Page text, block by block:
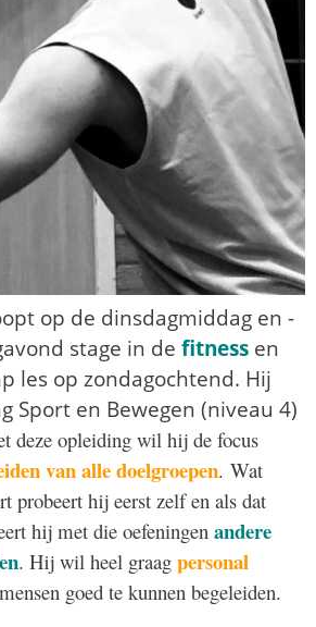
op de dinsdagmiddag en -
stage in de fitness en
les op zondagochtend. Hij
Sport en Bewegen (niveau 4)
deze opleiding wil hij de focus
van alle doelgroepen. Wat
probeert hij eerst zelf en als dat
hij met die oefeningen andere
. Hij wil heel graag personal
goed te kunnen begeleiden.